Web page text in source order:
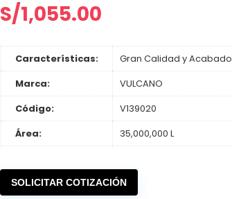
S/1,055.00
Características:
Gran Calidad y Acabado
Marca:
VULCANO
Código:
V139020
Área:
35,000,000 L
SOLICITAR COTIZACIÓN